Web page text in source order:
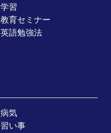
学習
教育セミナー
英語勉強法
病気
習い事